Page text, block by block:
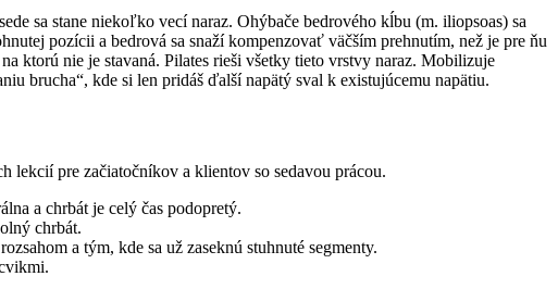
sa stane niekoľko vecí naraz. Ohýbače bedrového kĺbu (m. iliopsoas) sa
pozícii a bedrová sa snaží kompenzovať väčším prehnutím, než je pre ňu
ktorú nie je stavaná. Pilates rieši všetky tieto vrstvy naraz. Mobilizuje
brucha“, kde si len pridáš ďalší napätý sval k existujúcemu napätiu.
lekcií pre začiatočníkov a klientov so sedavou prácou.
a chrbát je celý čas podopretý.
chrbát.
a tým, kde sa už zaseknú stuhnuté segmenty.